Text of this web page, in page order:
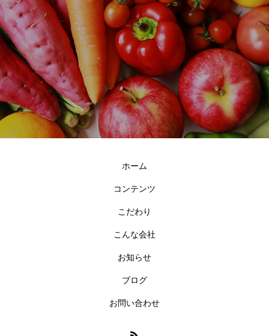
ホーム
コンテンツ
こだわり
こんな会社
お知らせ
ブログ
お問い合わせ